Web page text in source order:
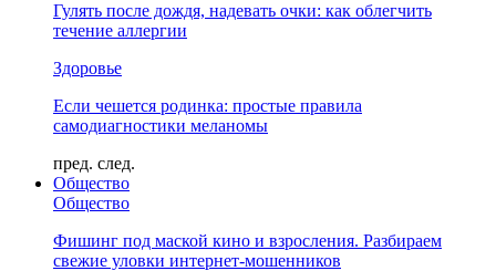
Гулять после дождя, надевать очки: как облегчить
течение аллергии
Здоровье
Если чешется родинка: простые правила
самодиагностики меланомы
пред. след.
Общество
Общество
Фишинг под маской кино и взросления. Разбираем
свежие уловки интернет-мошенников